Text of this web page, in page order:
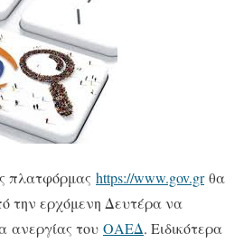
πλατφόρμας https://www.gov.grθα
την ερχόμενη Δευτέρα να
ανεργίας του ΟΑΕΔ. Ειδικότερα